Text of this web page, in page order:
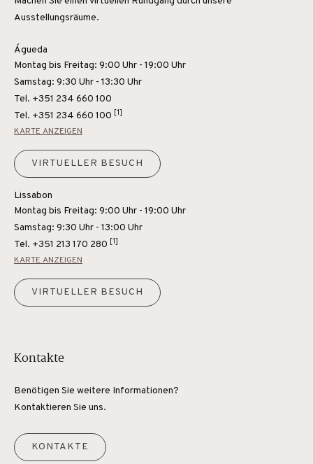
Ausstellungsräume.
Águeda
Montag bis Freitag: 9:00 Uhr - 19:00 Uhr
Samstag: 9:30 Uhr - 13:30 Uhr
Tel. +351 234 660 100
Tel. +351 234 660 100 [1]
KARTE ANZEIGEN
VIRTUELLER BESUCH
Lissabon
Montag bis Freitag: 9:00 Uhr - 19:00 Uhr
Samstag: 9:30 Uhr - 13:00 Uhr
Tel. +351 213 170 280 [1]
KARTE ANZEIGEN
VIRTUELLER BESUCH
Kontakte
Benötigen Sie weitere Informationen?
Kontaktieren Sie uns.
KONTAKTE